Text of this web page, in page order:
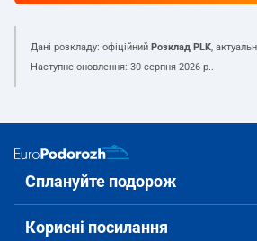
Дані розкладу: офіційний Розклад PLK,
Наступне оновлення: 30 серпня 2026 р..
Сплануйте подорож
Корисні посилання